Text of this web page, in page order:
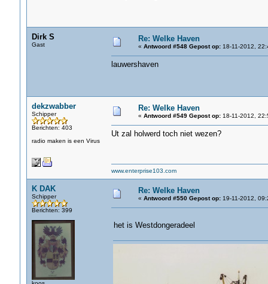
Dirk S
Gast
Re: Welke Haven
« Antwoord #548 Gepost op:18-11-2012,
lauwershaven
dekzwabber
Schipper
Berichten: 403
radio maken is een Virus
Re: Welke Haven
« Antwoord #549 Gepost op:18-11-2012,
Ut zal holwerd toch niet wezen?
www.enterprise103.com
K DAK
Schipper
Berichten: 399
Re: Welke Haven
« Antwoord #550 Gepost op:19-11-2012,
het is Westdongeradeel